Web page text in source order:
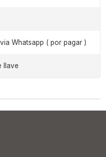
Whatsapp ( por pagar )
llave